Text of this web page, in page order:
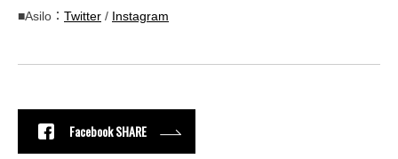
■Asilo： Twitter / Instagram
Facebook SHARE